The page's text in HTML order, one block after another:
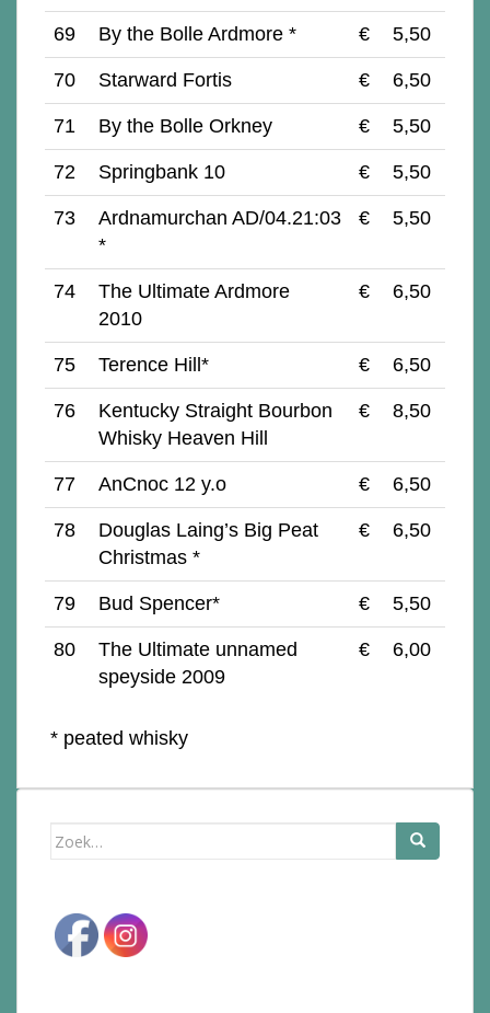
69 By the Bolle Ardmore * € 5,50
70 Starward Fortis € 6,50
71 By the Bolle Orkney € 5,50
72 Springbank 10 € 5,50
73
Ardnamurchan AD/04.21:03
*
€ 5,50
74
The Ultimate Ardmore
2010
€ 6,50
75 Terence Hill* € 6,50
76
Kentucky Straight Bourbon
Whisky Heaven Hill
€ 8,50
77 AnCnoc 12 y.o € 6,50
78
Douglas Laing’s Big Peat
Christmas *
€ 6,50
79 Bud Spencer* € 5,50
80
The Ultimate unnamed
speyside 2009
€ 6,00
* peated whisky
Zoek